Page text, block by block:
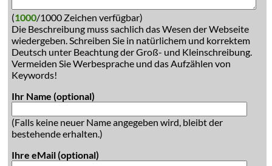
(1000/1000 Zeichen verfügbar)
Die Beschreibung muss sachlich das Wesen der Webseite
wiedergeben. Schreiben Sie in natürlichem und korrektem
Deutsch unter Beachtung der Groß- und Kleinschreibung.
Vermeiden Sie Werbesprache und das Aufzählen von
Keywords!
Ihr Name (optional)
(Falls keine neuer Name angegeben wird, bleibt der
bestehende erhalten.)
Ihre eMail (optional)